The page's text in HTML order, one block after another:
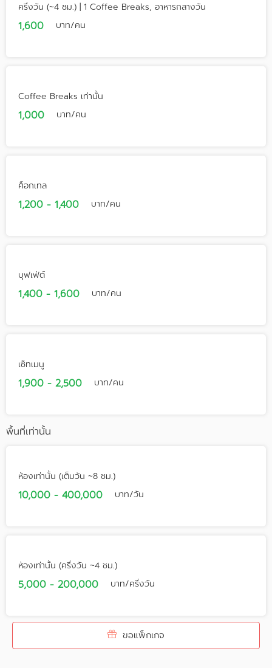
Convention Centre, and IMPACT Convention Centre.
ครึ่งวัน (~4 ชม.) | 1 Coffee Breaks, อาหารกลางวัน
1,600 บาท/คน
Coffee Breaks เท่านั้น
1,000 บาท/คน
ค็อกเทล
1,200 - 1,400 บาท/คน
บุฟเฟ่ต์
1,400 - 1,600 บาท/คน
เซ็ทเมนู
1,900 - 2,500 บาท/คน
พื้นที่เท่านั้น
ห้องเท่านั้น (เต็มวัน ~8 ชม.)
10,000 - 400,000 บาท/วัน
ห้องเท่านั้น (ครึ่งวัน ~4 ชม.)
5,000 - 200,000 บาท/ครึ่งวัน
ขอแพ็กเกจ